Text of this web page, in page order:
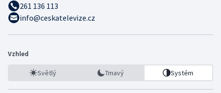
261 136 113
info@ceskatelevize.cz
Vzhled
Světlý Tmavý Systém